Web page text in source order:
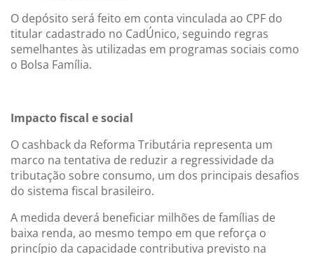
O depósito será feito em conta vinculada ao CPF do
titular cadastrado no CadÚnico, seguindo regras
semelhantes às utilizadas em programas sociais como
o Bolsa Família.
Impacto fiscal e social
O cashback da Reforma Tributária representa um
marco na tentativa de reduzir a regressividade da
tributação sobre consumo, um dos principais desafios
do sistema fiscal brasileiro.
A medida deverá beneficiar milhões de famílias de
baixa renda, ao mesmo tempo em que reforça o
princípio da capacidade contributiva previsto na